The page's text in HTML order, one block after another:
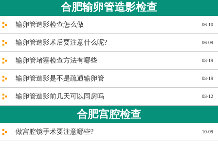
合肥输卵管造影检查
06-10
输卵管造影检查怎么做
06-09
输卵管造影术后要注意什么呢?
03-19
输卵管堵塞检查方法有哪些
03-19
输卵管造影是不是疏通输卵管
03-12
输卵管造影前几天可以同房吗
合肥宫腔检查
10-09
做宫腔镜手术要注意哪些?